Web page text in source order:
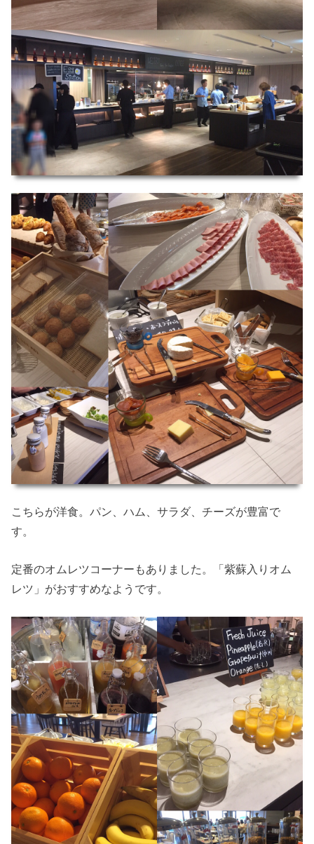
こちらが洋食。パン、ハム、サラダ、チーズが豊富で
す。
定番のオムレツコーナーもありました。「紫蘇入りオム
レツ」がおすすめなようです。